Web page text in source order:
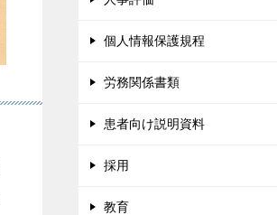
個人情報保護規程
労務関係書類
患者向け説明資料
採用
教育